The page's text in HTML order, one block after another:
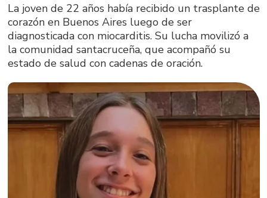
La joven de 22 años había recibido un trasplante de
corazón en Buenos Aires luego de ser
diagnosticada con miocarditis. Su lucha movilizó a
la comunidad santacruceña, que acompañó su
estado de salud con cadenas de oración.